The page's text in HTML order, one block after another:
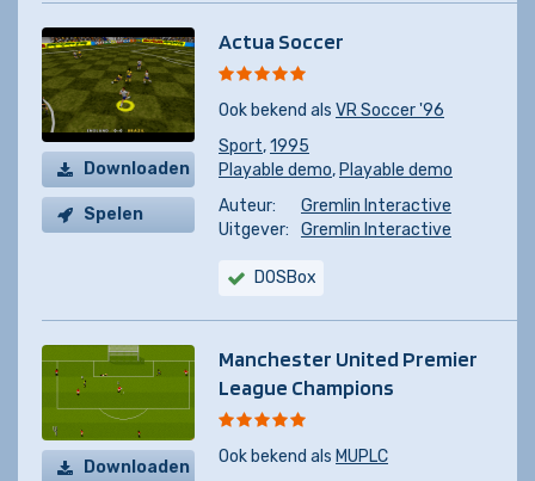
Downloaden
Spelen
Actua Soccer
Ook bekend als VR Soccer '96
Sport,1995
Playable demo, Playable demo
Auteur:
Gremlin Interactive
Uitgever:
Gremlin Interactive
DOSBox
Downloaden
Manchester United Premier
League Champions
Ook bekend als MUPLC